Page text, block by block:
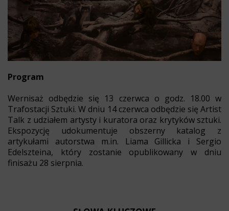
Program
Wernisaż odbędzie się 13 czerwca o godz. 18.00 w
Trafostacji Sztuki. W dniu 14 czerwca odbędzie się Artist
Talk z udziałem artysty i kuratora oraz krytyków sztuki.
Ekspozycję udokumentuje obszerny katalog z
artykułami autorstwa m.in. Liama Gillicka i Sergio
Edelszteina, który zostanie opublikowany w dniu
finisażu 28 sierpnia.